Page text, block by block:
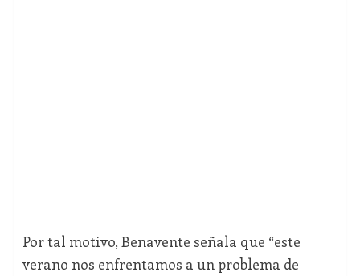
Por tal motivo, Benavente señala que “este
verano nos enfrentamos a un problema de